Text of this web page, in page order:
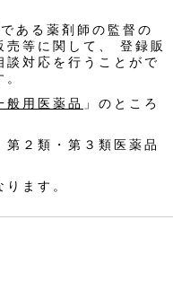
ある薬剤師の監督の
売等に関して、 登録販
対応を行うことがで
般用医薬品 」のところ
２類・第３類医薬品
ます。